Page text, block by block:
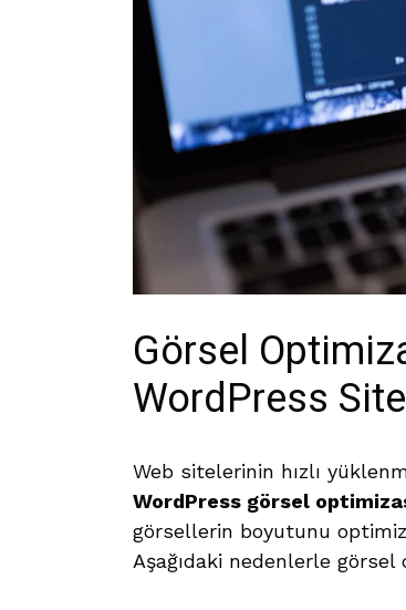
Görsel
WordPress
Web sitelerinin hızlı
WordPress görsel
görsellerin boyutunu
Aşağıdaki nedenlerle